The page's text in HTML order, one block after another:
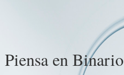
Piensa en Binario